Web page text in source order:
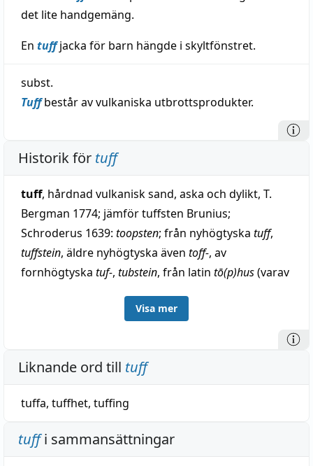
det lite handgemäng.
En tuffjacka för barn hängde i skyltfönstret.
subst.
Tuffbestår av vulkaniska utbrottsprodukter.
Historik för tuff
tuff, hårdnad vulkanisk sand, aska och dylikt, T.
Bergman 1774; jämför tuffsten Brunius;
Schroderus 1639: toopsten; från nyhögtyska tuff,
tuffstein, äldre nyhögtyska även toff-, av
fornhögtyska tuf-, tubstein, från latin tō(p)hus(varav
ej säkert fastställd källa. Andra likartade högtyska
Visa mer
Liknande ord till tuff
tuffa, tuffhet, tuffing
tuffi sammansättningar